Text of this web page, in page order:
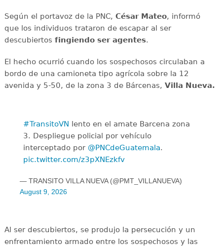
Según el portavoz de la PNC, César Mateo, informó
que los individuos trataron de escapar al ser
descubiertos fingiendo ser agentes.
El hecho ocurrió cuando los sospechosos circulaban a
bordo de una camioneta tipo agrícola sobre la 12
avenida y 5-50, de la zona 3 de Bárcenas, Villa Nueva.
#TransitoVN lento en el amate Barcena zona
3. Despliegue policial por vehículo
interceptado por @PNCdeGuatemala.
pic.twitter.com/z3pXNEzkfv
— TRANSITO VILLA NUEVA (@PMT_VILLANUEVA)
August 9, 2026
Al ser descubiertos, se produjo la persecución y un
enfrentamiento armado entre los sospechosos y las